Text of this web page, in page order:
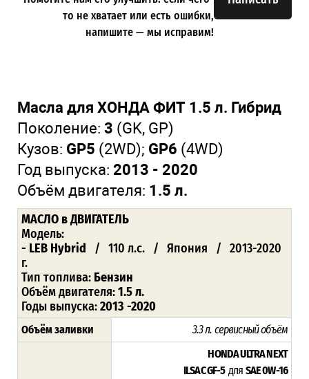
то не хватает или есть ошибки,
напишите — мы исправим!
Масла для ХОНДА ФИТ 1.5 л. Гибрид
Поколение: 3 (GK, GP)
Кузов: GP5 (2WD); GP6 (4WD)
Год выпуска: 2013 - 2020
Объём двигателя: 1.5 л.
МАСЛО в ДВИГАТЕЛЬ
Модель:
- LEB Hybrid / 110 л.с. / Япония / 2013-2020
г.
Тип топлива: Бензин
Объём двигателя:1.5 л.
Годы выпуска:2013 -2020
Объём заливки 3.3 л. сервисный объём
HONDA ULTRA NEXT
ILSAC GF-5 для SAE 0W-16